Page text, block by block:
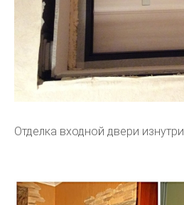
Отделка входной двери изнутри